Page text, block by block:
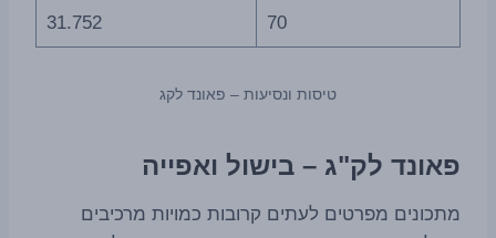
70
31.752
טיסות ונסיעות – פאונד לקג
פאונד לק"ג – בישול ואפייה
מתכונים מפרטים לעתים קרובות כמויות מרכיבים